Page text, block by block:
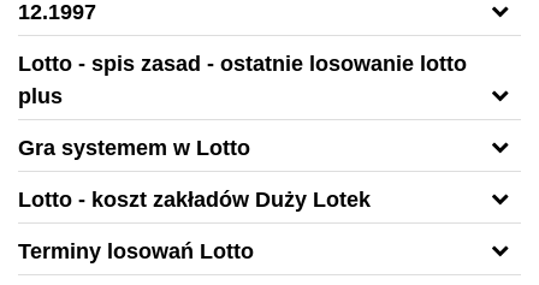
12.1997
Lotto - spis zasad - ostatnie losowanie lotto
plus
Gra systemem w Lotto
Lotto - koszt zakładów Duży Lotek
Terminy losowań Lotto